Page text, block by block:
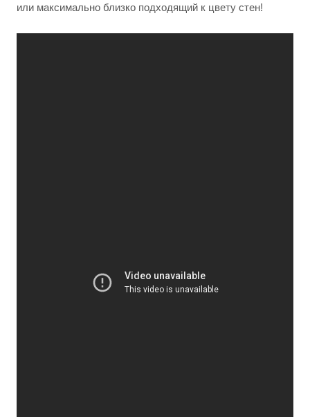
или максимально близко подходящий к цвету стен!